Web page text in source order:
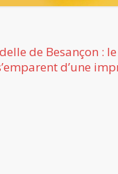
de Besançon :
d’une